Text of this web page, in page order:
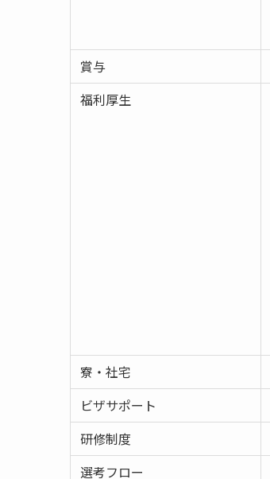
賞与
福利厚生
寮・社宅
ビザサポート
研修制度
選考フロー